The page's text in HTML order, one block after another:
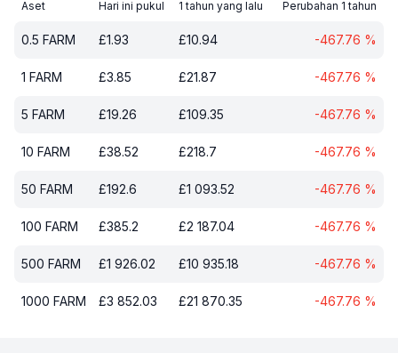
Aset Hari ini pukul 1 tahun yang lalu Perubahan 1 tahun
0.5 FARM £1.93 £10.94 -467.76 %
1 FARM £3.85 £21.87 -467.76 %
5 FARM £19.26 £109.35 -467.76 %
10 FARM £38.52 £218.7 -467.76 %
50 FARM £192.6 £1 093.52 -467.76 %
100 FARM £385.2 £2 187.04 -467.76 %
500 FARM £1 926.02 £10 935.18 -467.76 %
1000 FARM £3 852.03 £21 870.35 -467.76 %